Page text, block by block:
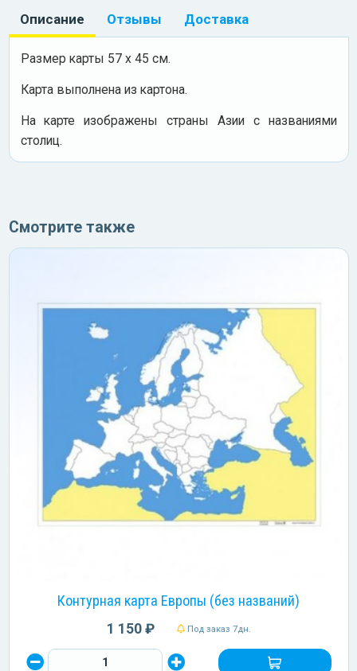
Описание Отзывы Доставка
Размер карты 57 х 45 см.
Карта выполнена из картона.
На карте изображены страны Азии с названиями
столиц.
Смотрите также
Контурная карта Европы (без названий)
1 150 ₽ Под заказ 7дн.